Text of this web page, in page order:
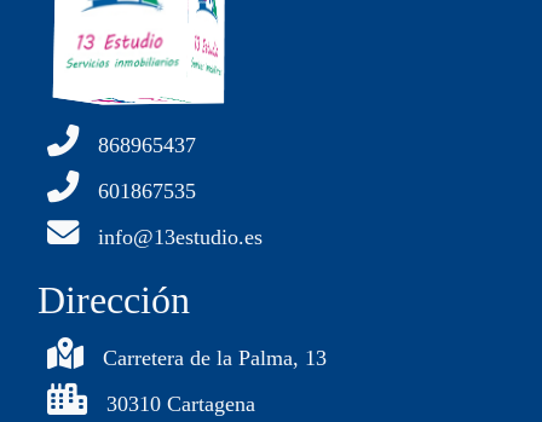
868965437
601867535
info@13estudio.es
Dirección
Carretera de la Palma, 13
30310 Cartagena